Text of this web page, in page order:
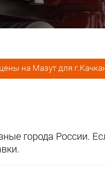
на Мазут для
города России.